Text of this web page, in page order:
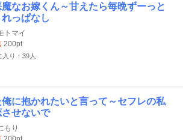
なお嫁くん～甘えたら毎晩ずーっと
っぱなし
トマイ
200pt
入り：39人
俺に抱かれたいと言って～セフレの私
させないで
もり